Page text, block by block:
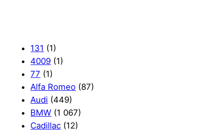
131 (1)
4009 (1)
77 (1)
Alfa Romeo (87)
Audi (449)
BMW (1 067)
Cadillac (12)